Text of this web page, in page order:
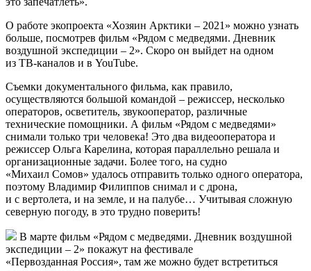
при скорости 280 км/ч
На медосмотр медведя у ученых есть примерно один час, пока
Работа ученых, которые отправились изучать медведей
на судне «Михаил Сомов», похожа на боевик с погонями, но
без пострадавших. Вот как описывает свою первую съемку
белого медведя не с воздуха, а уже на льду оператор
Владимир Филиппов: «Моя задача была выпрыгнуть
из вертолета первым для того, чтобы снять, как высаживается
группа «Хозяина Арктики». Я видел, что медведь лег и,
вроде бы, заснул. Мне оставалось только верить, что хищник
получил нужную дозу снотворного. Ведь я встаю один и
спиной к зверю, чтобы успеть всех взять в кадр. Всего за час,
пока действует снотворное, ученые успевают измерить и
взвесить медведя, взять биопробы, параллельно следить
за температурой, дыханием хищника, а моя задача все
это запечатлеть».